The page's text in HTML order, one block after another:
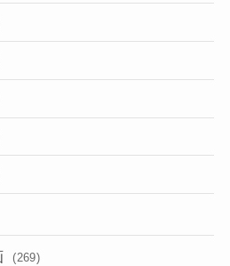
(269)